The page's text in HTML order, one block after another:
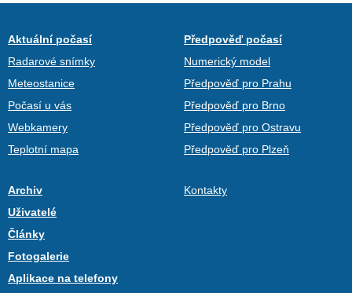
Aktuální počasí
Radarové snímky
Meteostanice
Počasí u vás
Webkamery
Teplotní mapa
Předpověď počasí
Numerický model
Předpověď pro Prahu
Předpověď pro Brno
Předpověď pro Ostravu
Předpověď pro Plzeň
Archiv
Uživatelé
Články
Fotogalerie
Aplikace na telefony
Kontakty